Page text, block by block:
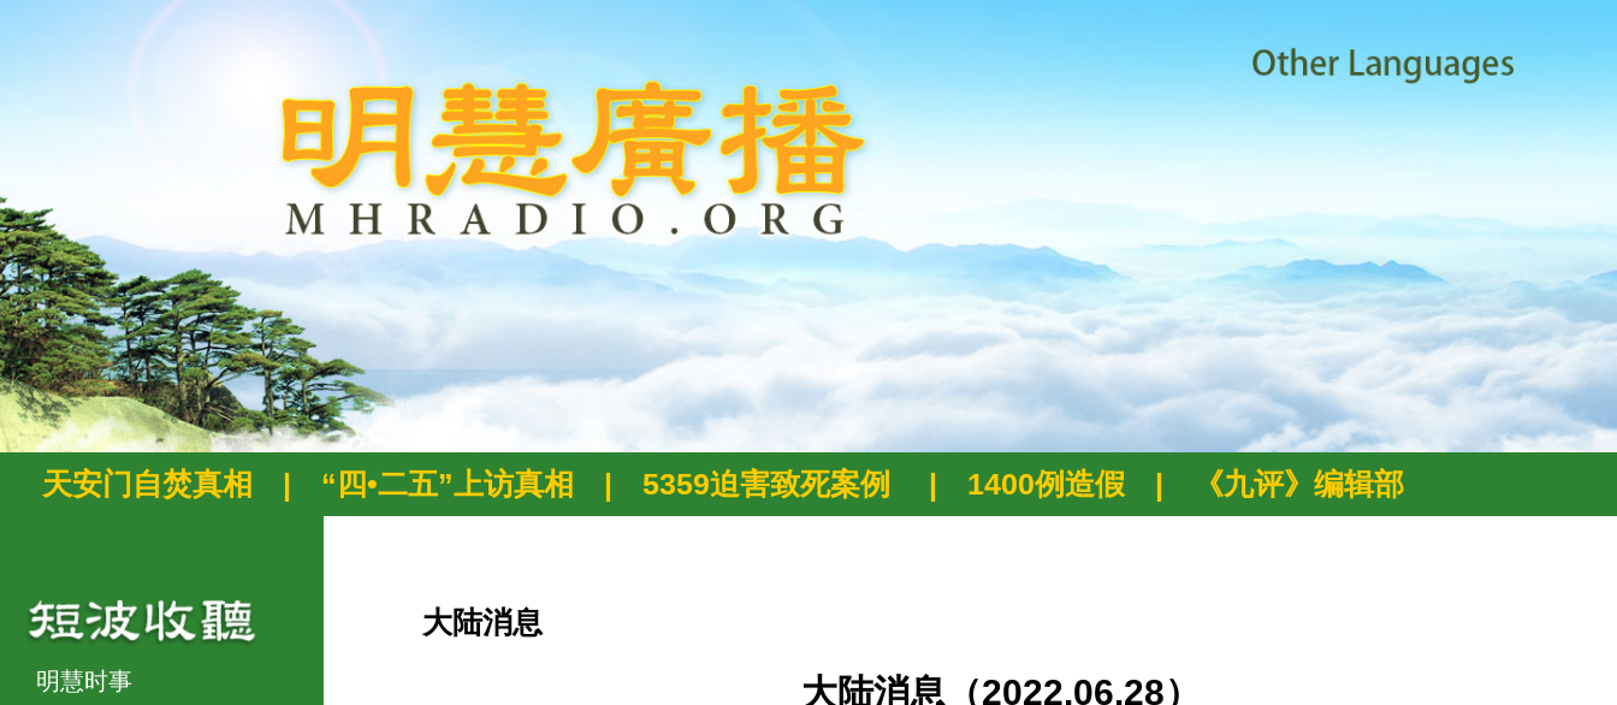
天安门自焚真相 | “四•二五”上访真相 | 5359迫害致死案例 | 1400例造假 | 《九评》编辑部
明慧时事
大陆消息
大陆消息（2022.06.28）